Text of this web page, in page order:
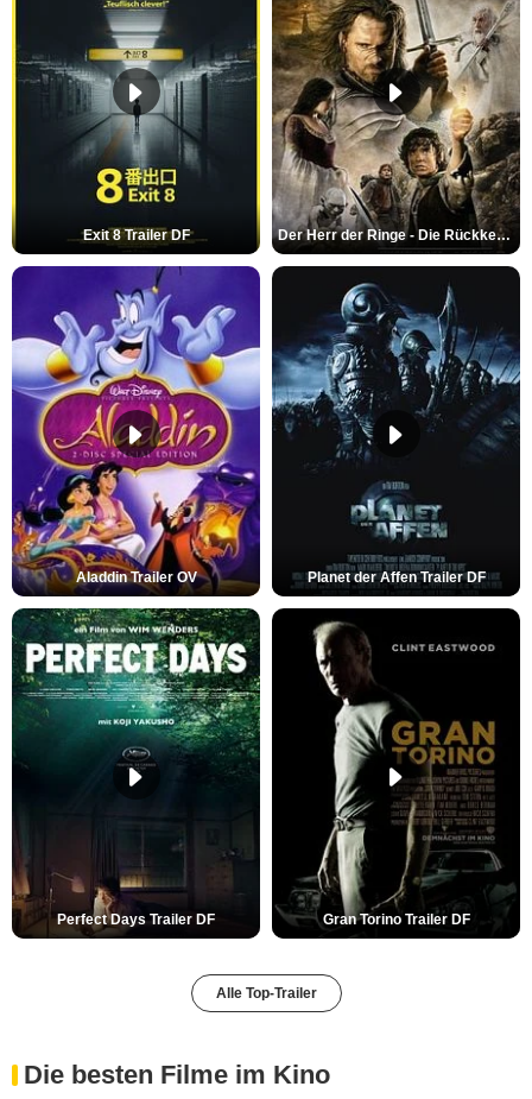
Exit 8 Trailer DF Der Herr der Ringe - Die Rückkehr des Königs Trailer OV
Aladdin Trailer OV Planet der Affen Trailer DF
Perfect Days Trailer DF Gran Torino Trailer DF
Alle Top-Trailer
Die besten Filme im Kino